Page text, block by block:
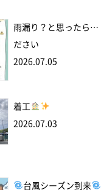
雨漏り？と思ったら…
ださい
2026.07.05
着工
2026.07.03
台風シーズン到来